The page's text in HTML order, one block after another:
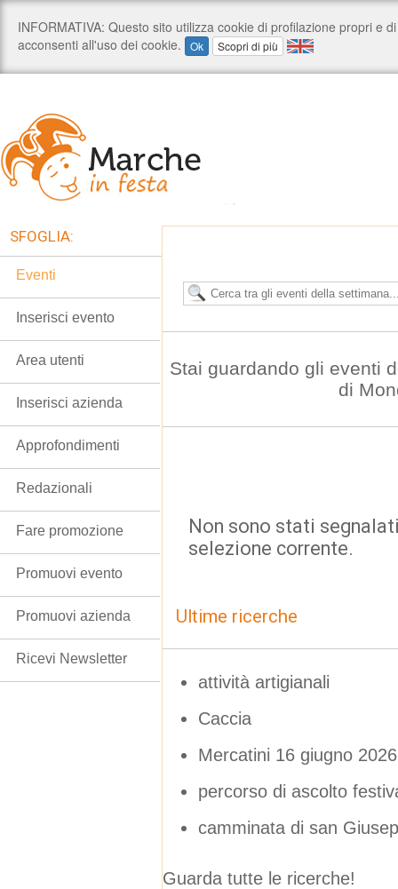
Stai guardando gli eventi
di
Non sono stati
selezione corrente.
Ultime ricerche
attività artigianali
Caccia
Mercatini 16 giugno 2026
percorso di ascolto
camminata di san
Guarda tutte le ricerche!
SFOGLIA:
Eventi
Inserisci evento
Area utenti
Inserisci azienda
Approfondimenti
Redazionali
Fare promozione
Promuovi evento
Promuovi azienda
Ricevi Newsletter